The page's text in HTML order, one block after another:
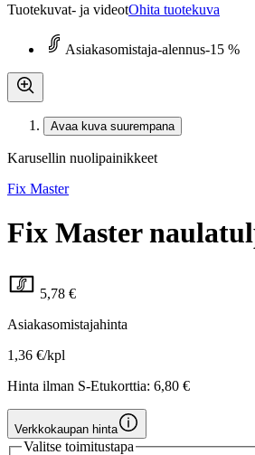
Tuotekuvat- ja videotOhita tuotekuva
Asiakasomistaja-alennus-15 %
Avaa kuva suurempana
Karusellin nuolipainikkeet
Fix Master
Fix Master
5,78 €
Asiakasomistajahinta
1,36 €/kpl
Hinta ilman S-Etukorttia: 6,80 €
Verkkokaupan hinta
Valitse toimitustapa